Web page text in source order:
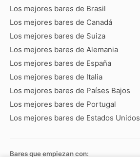
Los mejores bares de Brasil
Los mejores bares de Canadá
Los mejores bares de Suiza
Los mejores bares de Alemania
Los mejores bares de España
Los mejores bares de Italia
Los mejores bares de Países Bajos
Los mejores bares de Portugal
Los mejores bares de Estados Unidos
Bares que empiezan con: